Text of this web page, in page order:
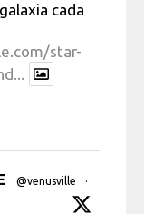
cada
star-
@venusville
·